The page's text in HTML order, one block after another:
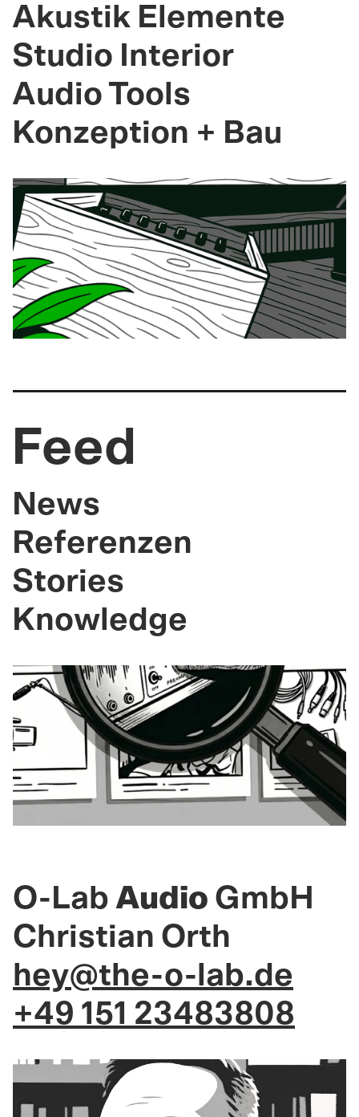
Akustik Elemente
Studio Interior
Audio Tools
Konzeption + Bau
Feed
News
Referenzen
Stories
Knowledge
O-Lab Audio GmbH
Christian Orth
hey@the-o-lab.de
+49 151 23483808